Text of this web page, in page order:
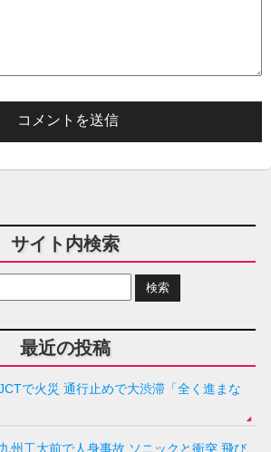
サイト内検索
最近の投稿
で火災 通行止めで大渋滞「全く進まな
州工大前で人身事故 ソニックと衝突 飛び